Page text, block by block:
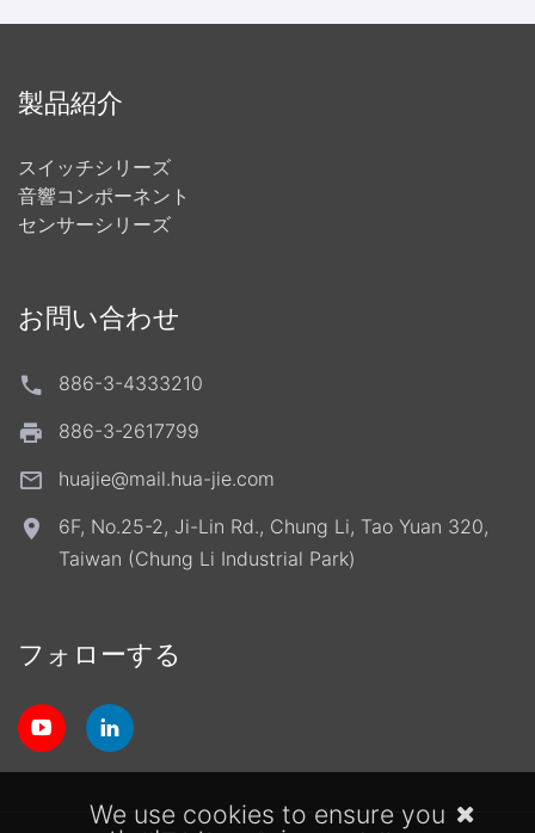
製品紹介
スイッチシリーズ
音響コンポーネント
センサーシリーズ
お問い合わせ
886-3-4333210
886-3-2617799
huajie@mail.hua-jie.com
6F, No.25-2, Ji-Lin Rd., Chung Li, Tao Yuan 320,
Taiwan (Chung Li Industrial Park)
フォローする
We use cookies to ensure you